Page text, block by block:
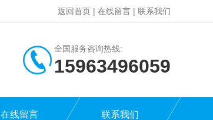
返回首页 | 在线留言 | 联系我们
全国服务咨询热线:
15963496059
在线留言 联系我们